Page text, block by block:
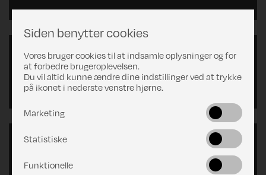
Lamelbord
Opbevaringsskabe
Siden benytter cookies
Vores bruger cookies til at indsamle oplysninger og for
at forbedre brugeroplevelsen.
Du vil altid kunne ændre dine indstillinger ved at trykke
på ikonet i nederste venstre hjørne.
Marketing
Statistiske
Funktionelle